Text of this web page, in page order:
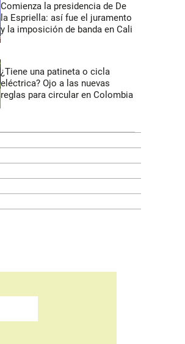
Comienza la presidencia de De
la Espriella: así fue el juramento
y la imposición de banda en Cali
¿Tiene una patineta o cicla
eléctrica? Ojo a las nuevas
reglas para circular en Colombia